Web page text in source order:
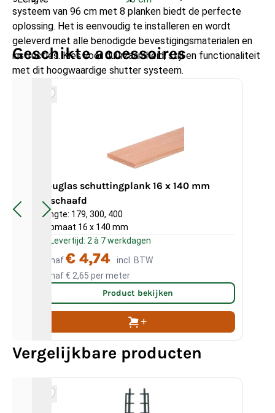
systeem van 96 cm met 8 planken biedt de perfecte
oplossing. Het is eenvoudig te installeren en wordt
geleverd met alle benodigde bevestigingsmaterialen en
instructies. Kies voor duurzaamheid, stijl en functionaliteit
met dit hoogwaardige shutter systeem.
Geschikte accessoires
Douglas schuttingplank 16 x 140 mm
geschaafd
Lengte: 179, 300, 400
Kopmaat 16 x 140 mm
Levertijd: 2 à 7 werkdagen
Vanaf€ 4,74
incl. BTW
Vanaf€ 2,65 per meter
Product bekijken
Vergelijkbare producten